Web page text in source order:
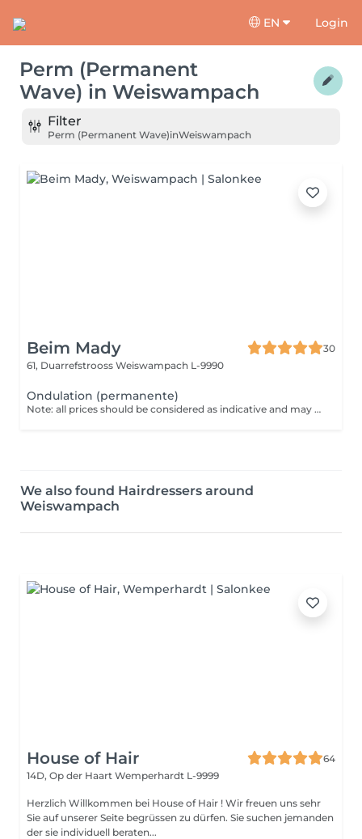
EN Login
Perm (Permanent
Wave) in Weiswampach
Filter
Perm (Permanent Wave)inWeiswampach
Beim Mady
30
61, Duarrefstrooss Weiswampach L-9990
Ondulation (permanente)
Note: all prices should be considered as indicative and may be subject to change based on the type, duration and complexity of the service that is provided to you on site.
We also found Hairdressers around
Weiswampach
House of Hair
64
14D, Op der Haart Wemperhardt L-9999
Herzlich Willkommen bei House of Hair ! Wir freuen uns sehr
Sie auf unserer Seite begrüssen zu dürfen. Sie suchen jemanden
der sie individuell beraten...